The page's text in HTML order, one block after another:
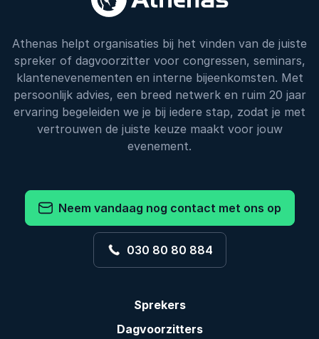
Athenas helpt organisaties bij het vinden van de juiste
spreker of dagvoorzitter voor congressen, seminars,
klantenevenementen en interne bijeenkomsten. Met
persoonlijk advies, een breed netwerk en ruim 20 jaar
ervaring begeleiden we je bij iedere stap, zodat je met
vertrouwen de juiste keuze maakt voor jouw
evenement.
Neem vandaag nog contact met ons op
030 80 80 884
Sprekers
Dagvoorzitters